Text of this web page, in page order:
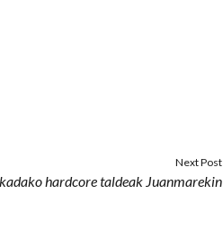
Next Post
hardcore taldeak Juanmarekin